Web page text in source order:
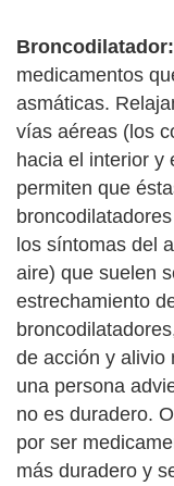
Broncodilatador:
medicamentos
asmáticas.
vías aéreas (los
hacia el interior y
permiten que
los síntomas del
aire) que suelen
estrechamiento
de acción y alivio
una persona
no es duradero.
por ser
más duradero y